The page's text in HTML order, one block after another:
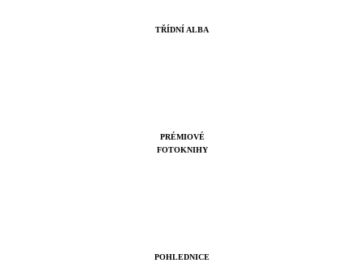
TŘÍDNÍ ALBA
PRÉMIOVÉ
FOTOKNIHY
POHLEDNICE